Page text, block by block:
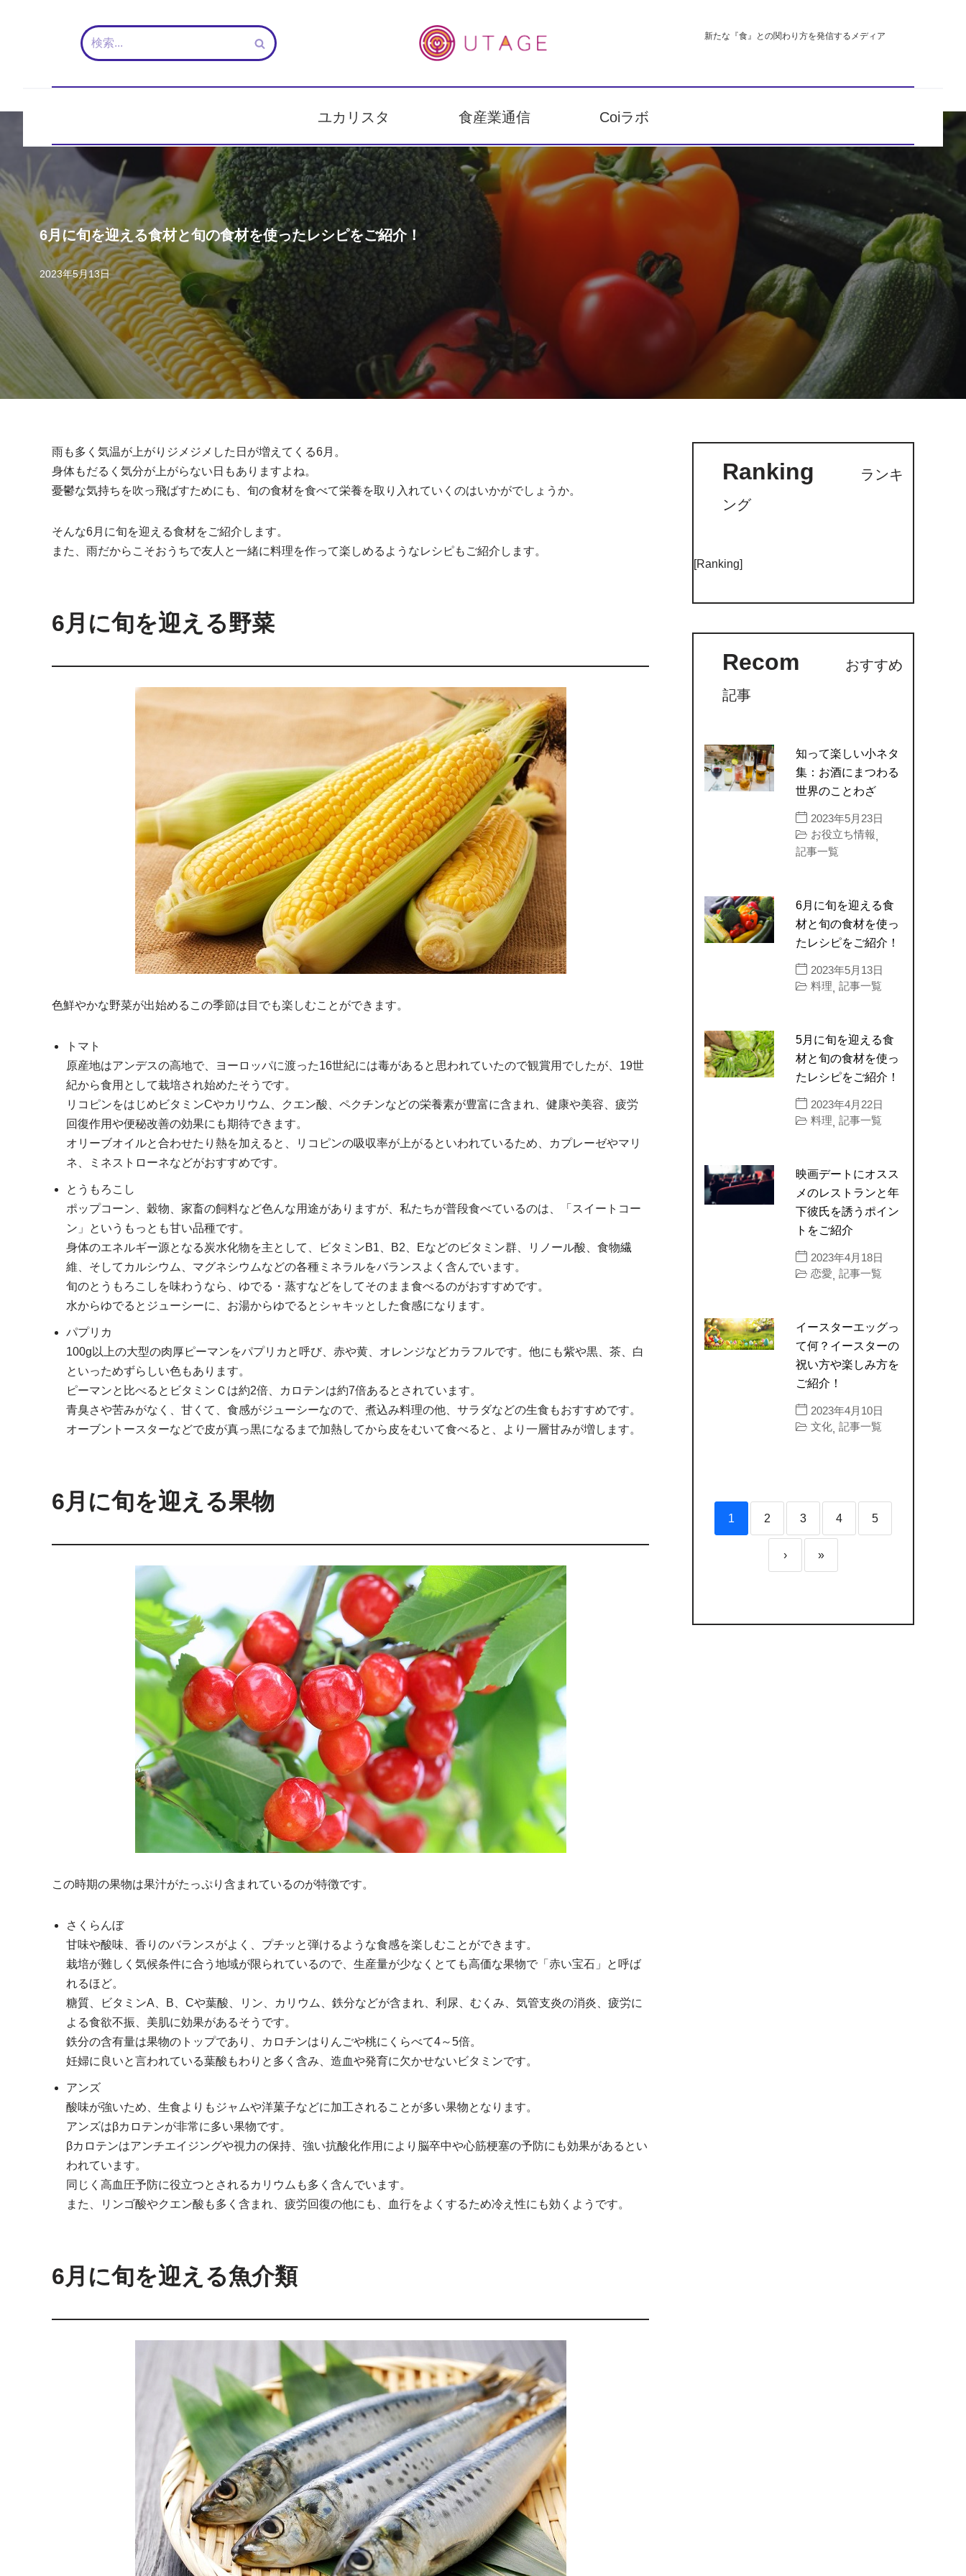
キ
ッ
プ
新たな『食』との関わり方を発信するメディア
ユカリスタ 食産業通信 Coiラボ
6月に旬を迎える食材と旬の食材を使ったレシピをご紹介！
2023年5月13日
雨も多く気温が上がりジメジメした日が増えてくる6月。
身体もだるく気分が上がらない日もありますよね。
憂鬱な気持ちを吹っ飛ばすためにも、旬の食材を食べて栄養を取り入れていくのはいかがでしょうか。
そんな6月に旬を迎える食材をご紹介します。
また、雨だからこそおうちで友人と一緒に料理を作って楽しめるようなレシピもご紹介します。
6月に旬を迎える野菜
色鮮やかな野菜が出始めるこの季節は目でも楽しむことができます。
トマト
原産地はアンデスの高地で、ヨーロッパに渡った16世紀には毒があると思われていたので観賞用でしたが、19世
紀から食用として栽培され始めたそうです。
リコピンをはじめビタミンCやカリウム、クエン酸、ペクチンなどの栄養素が豊富に含まれ、健康や美容、疲労
回復作用や便秘改善の効果にも期待できます。
オリーブオイルと合わせたり熱を加えると、リコピンの吸収率が上がるといわれているため、カプレーゼやマリ
ネ、ミネストローネなどがおすすめです。
とうもろこし
ポップコーン、穀物、家畜の飼料など色んな用途がありますが、私たちが普段食べているのは、「スイートコー
ン」というもっとも甘い品種です。
身体のエネルギー源となる炭水化物を主として、ビタミンB1、B2、Eなどのビタミン群、リノール酸、食物繊
維、そしてカルシウム、マグネシウムなどの各種ミネラルをバランスよく含んでいます。
旬のとうもろこしを味わうなら、ゆでる・蒸すなどをしてそのまま食べるのがおすすめです。
水からゆでるとジューシーに、お湯からゆでるとシャキッとした食感になります。
パプリカ
100g以上の大型の肉厚ピーマンをパプリカと呼び、赤や黄、オレンジなどカラフルです。他にも紫や黒、茶、白
といっためずらしい色もあります。
ピーマンと比べるとビタミンＣは約2倍、カロテンは約7倍あるとされています。
青臭さや苦みがなく、甘くて、食感がジューシーなので、煮込み料理の他、サラダなどの生食もおすすめです。
オーブントースターなどで皮が真っ黒になるまで加熱してから皮をむいて食べると、より一層甘みが増します。
6月に旬を迎える果物
この時期の果物は果汁がたっぷり含まれているのが特徴です。
さくらんぼ
甘味や酸味、香りのバランスがよく、プチッと弾けるような食感を楽しむことができます。
栽培が難しく気候条件に合う地域が限られているので、生産量が少なくとても高価な果物で「赤い宝石」と呼ば
れるほど。
糖質、ビタミンA、B、Cや葉酸、リン、カリウム、鉄分などが含まれ、利尿、むくみ、気管支炎の消炎、疲労に
よる食欲不振、美肌に効果があるそうです。
鉄分の含有量は果物のトップであり、カロチンはりんごや桃にくらべて4～5倍。
妊婦に良いと言われている葉酸もわりと多く含み、造血や発育に欠かせないビタミンです。
アンズ
酸味が強いため、生食よりもジャムや洋菓子などに加工されることが多い果物となります。
アンズはβカロテンが非常に多い果物です。
βカロテンはアンチエイジングや視力の保持、強い抗酸化作用により脳卒中や心筋梗塞の予防にも効果があるとい
われています。
同じく高血圧予防に役立つとされるカリウムも多く含んでいます。
また、リンゴ酸やクエン酸も多く含まれ、疲労回復の他にも、血行をよくするため冷え性にも効くようです。
6月に旬を迎える魚介類
Ranking
ランキ
ング
[Ranking]
Recom
おすすめ
記事
知って楽しい小ネタ
集：お酒にまつわる
世界のことわざ
2023年5月23日
お役立ち情報,
記事一覧
6月に旬を迎える食
材と旬の食材を使っ
たレシピをご紹介！
2023年5月13日
料理, 記事一覧
5月に旬を迎える食
材と旬の食材を使っ
たレシピをご紹介！
2023年4月22日
料理, 記事一覧
映画デートにオスス
メのレストランと年
下彼氏を誘うポイン
トをご紹介
2023年4月18日
恋愛, 記事一覧
イースターエッグっ
て何？イースターの
祝い方や楽しみ方を
ご紹介！
2023年4月10日
文化, 記事一覧
1 2 3 4 5
› »